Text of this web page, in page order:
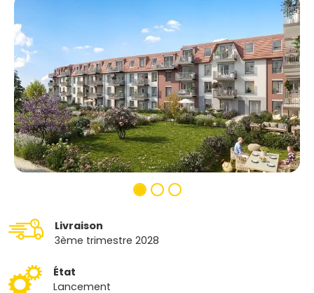
Livraison
3ème trimestre 2028
État
Lancement